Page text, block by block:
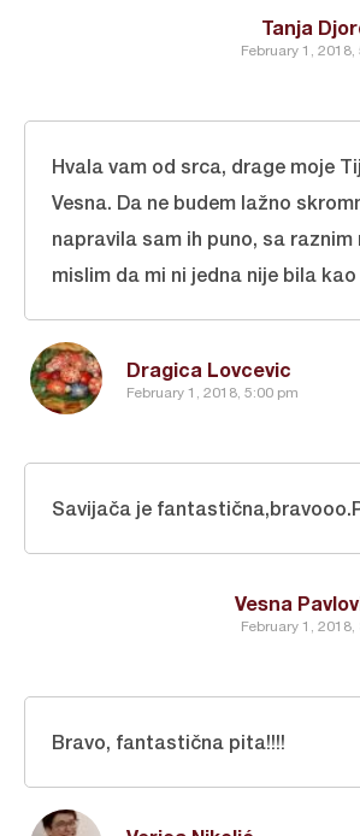
Tanja
February 1, 2018,
Dragica Lovcevic
February 1, 2018, 5:00 pm
Hvala vam od srca, drage moje
Vesna. Da ne budem lažno
napravila sam ih puno, sa raznim
mislim da mi ni jedna nije bila kao
Vesna
February 1, 2018,
Savijača je
Bravo, fantastična pita!!!!